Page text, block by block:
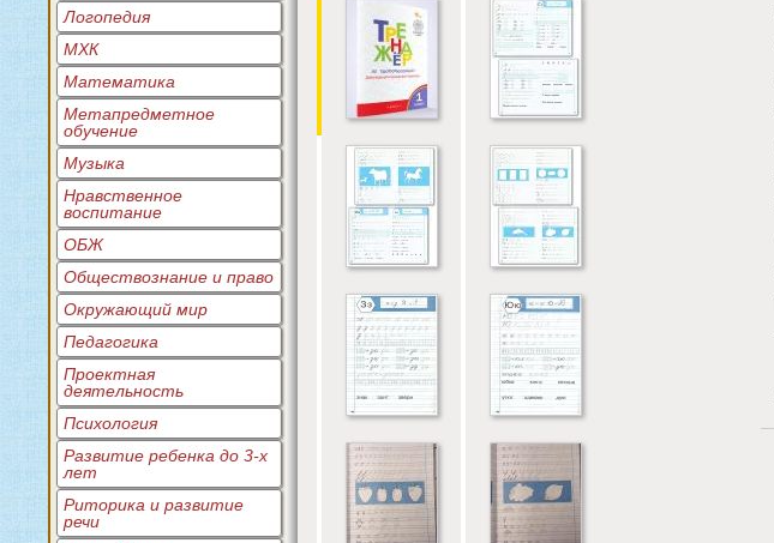
Логопедия
МХК
Математика
Метапредметное
обучение
Музыка
Нравственное
воспитание
ОБЖ
Обществознание и право
Окружающий мир
Педагогика
Проектная
деятельность
Психология
Развитие ребенка до 3-х
лет
Риторика и развитие
речи